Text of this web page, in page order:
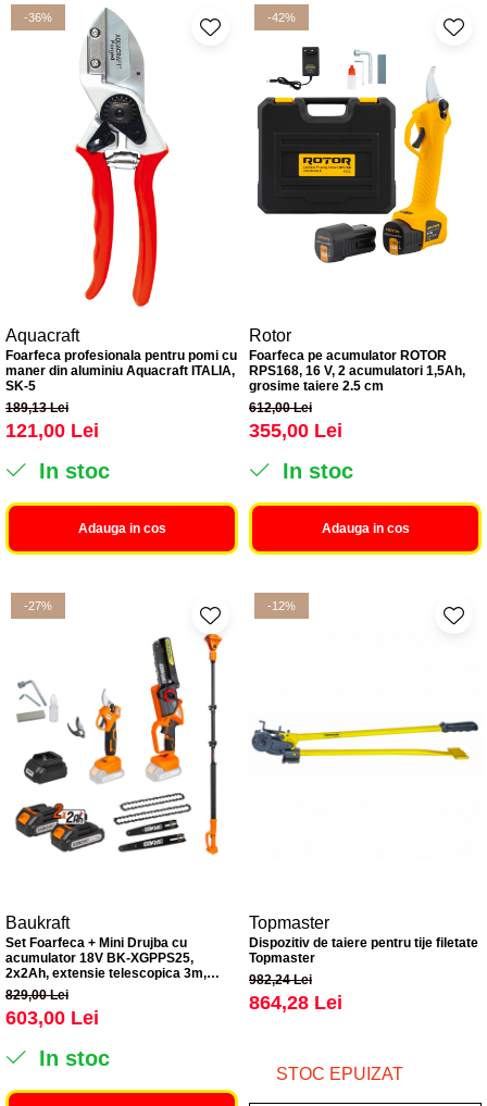
-36%
Aquacraft
Foarfeca profesionala pentru pomi cu
maner din aluminiu Aquacraft ITALIA,
SK-5
189,13 Lei
121,00 Lei
In stoc
Adauga in cos
-42%
Rotor
Foarfeca pe acumulator ROTOR
RPS168, 16 V, 2 acumulatori 1,5Ah,
grosime taiere 2.5 cm
612,00 Lei
355,00 Lei
In stoc
Adauga in cos
-27%
Baukraft
Set Foarfeca + Mini Drujba cu
acumulator 18V BK-XGPPS25,
2x2Ah, extensie telescopica 3m,
lama 20 cm, 6.5 m/s
829,00 Lei
603,00 Lei
In stoc
-12%
Topmaster
Dispozitiv de taiere pentru tije filetate
Topmaster
982,24 Lei
864,28 Lei
STOC EPUIZAT